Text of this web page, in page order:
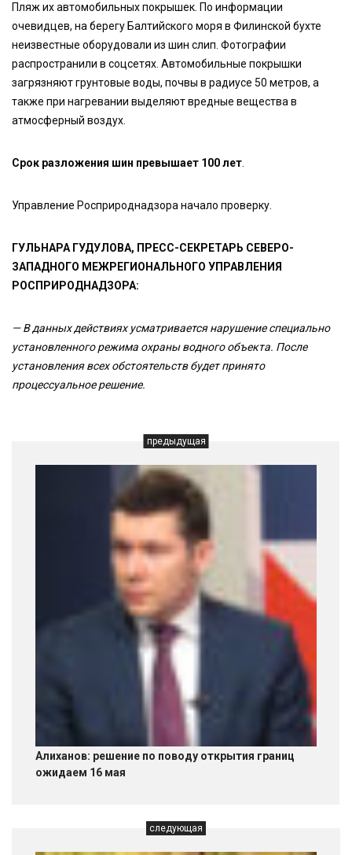
Пляж их автомобильных покрышек. По информации
очевидцев, на берегу Балтийского моря в Филинской бухте
неизвестные оборудовали из шин слип. Фотографии
распространили в соцсетях. Автомобильные покрышки
загрязняют грунтовые воды, почвы в радиусе 50 метров, а
также при нагревании выделяют вредные вещества в
атмосферный воздух.
Срок разложения шин превышает 100 лет.
Управление Росприроднадзора начало проверку.
ГУЛЬНАРА ГУДУЛОВА, ПРЕСС-СЕКРЕТАРЬ СЕВЕРО-
ЗАПАДНОГО МЕЖРЕГИОНАЛЬНОГО УПРАВЛЕНИЯ
РОСПРИРОДНАДЗОРА:
— В данных действиях усматривается нарушение специально
установленного режима охраны водного объекта. После
установления всех обстоятельств будет принято
процессуальное решение.
предыдущая
Алиханов: решение по поводу открытия границ
ожидаем 16 мая
следующая